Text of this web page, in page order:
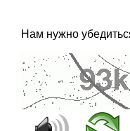
Нам нужно